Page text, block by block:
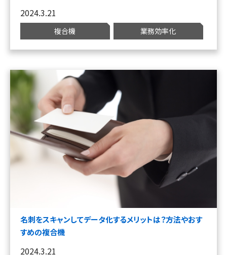
2024.3.21
複合機 業務効率化
名刺をスキャンしてデータ化するメリットは？方法やおす
すめの複合機
2024.3.21